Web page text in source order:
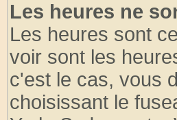
Les heures ne
Les heures sont
voir sont les
c'est le cas, vous
choisissant le